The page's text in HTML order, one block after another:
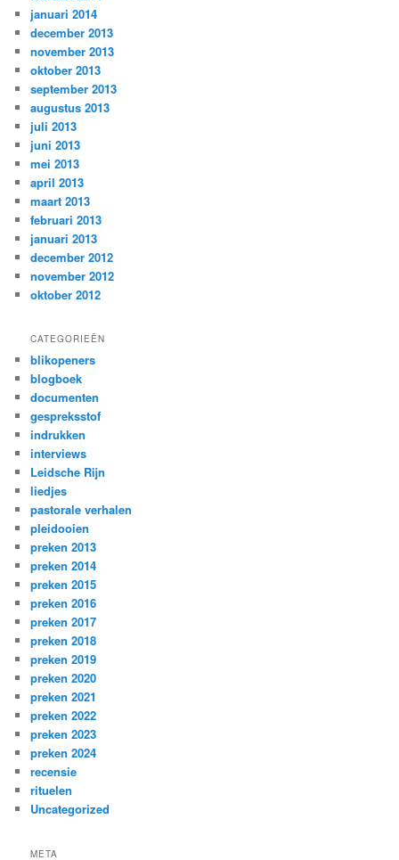
januari 2014
december 2013
november 2013
oktober 2013
september 2013
augustus 2013
juli 2013
juni 2013
mei 2013
april 2013
maart 2013
februari 2013
januari 2013
december 2012
november 2012
oktober 2012
CATEGORIEËN
blikopeners
blogboek
documenten
gespreksstof
indrukken
interviews
Leidsche Rijn
liedjes
pastorale verhalen
pleidooien
preken 2013
preken 2014
preken 2015
preken 2016
preken 2017
preken 2018
preken 2019
preken 2020
preken 2021
preken 2022
preken 2023
preken 2024
recensie
rituelen
Uncategorized
META